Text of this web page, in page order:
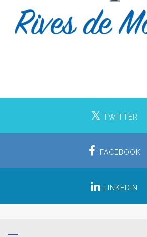
TWITTER
FACEBOOK
LINKEDIN